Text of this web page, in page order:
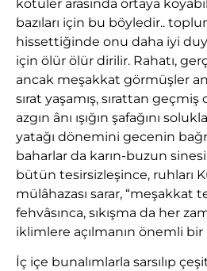
kötüler arasında ortaya
bazıları için bu böyledir..
hissettiğinde onu daha iyi
için ölür ölür dirilir. Rahatı,
ancak meşakkat görmüşler
sırat yaşamış, sırattan geçmiş
azgın ânı ışığın şafağını
yatağı dönemini gecenin
baharlar da karın-buzun
bütün tesirsizleşince, ruhları
mülâhazası sarar, “meşakkat
fehvâsınca, sıkışma da her
iklimlere açılmanın önemli bir
İç içe bunalımlarla sarsılıp